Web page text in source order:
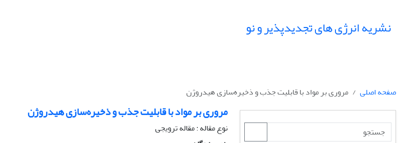
نشریه انرژی های تجدیدپذیر و نو
صفحه اصلی مروری بر مواد با قابلیت جذب و ذخیره‌سازی هیدروژن
مروری بر مواد با قابلیت جذب و ذخیره‌سازی هیدروژن
نوع مقاله : مقاله ترویجی